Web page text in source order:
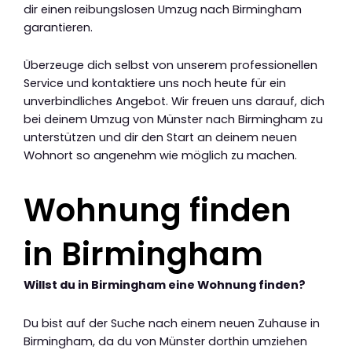
dir einen reibungslosen Umzug nach Birmingham
garantieren.
Überzeuge dich selbst von unserem professionellen
Service und kontaktiere uns noch heute für ein
unverbindliches Angebot. Wir freuen uns darauf, dich
bei deinem Umzug von Münster nach Birmingham zu
unterstützen und dir den Start an deinem neuen
Wohnort so angenehm wie möglich zu machen.
Wohnung finden
in Birmingham
Willst du in Birmingham eine Wohnung finden?
Du bist auf der Suche nach einem neuen Zuhause in
Birmingham, da du von Münster dorthin umziehen